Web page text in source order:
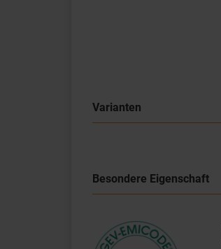
Varianten
Besondere Eigenschaft